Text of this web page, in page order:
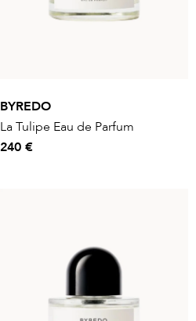
BYREDO
La Tulipe Eau de Parfum
240 €